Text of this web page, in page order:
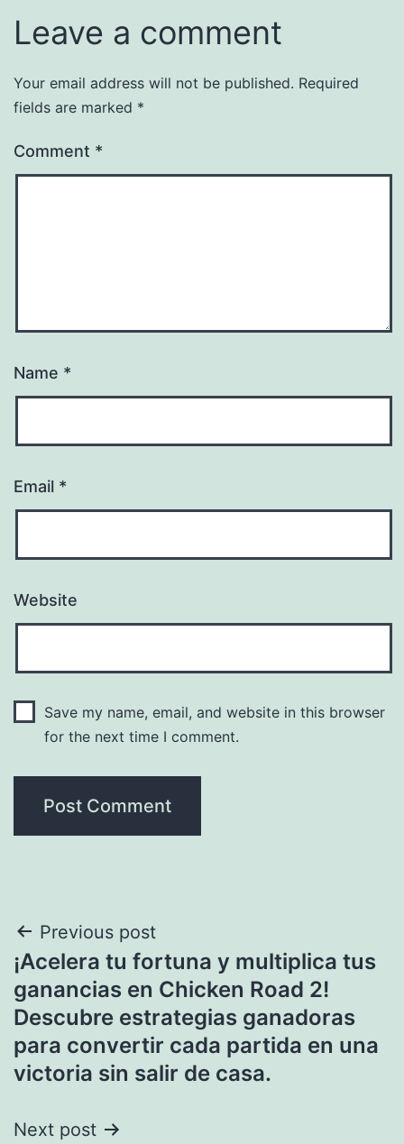
Leave a comment
Your email address will not be published. Required
fields are marked *
Comment *
Name *
Email *
Website
Save my name, email, and website in this browser
for the next time I comment.
Post
navigation
Previous post
¡Acelera tu fortuna y multiplica tus
ganancias en Chicken Road 2!
Descubre estrategias ganadoras
para convertir cada partida en una
victoria sin salir de casa.
Next post